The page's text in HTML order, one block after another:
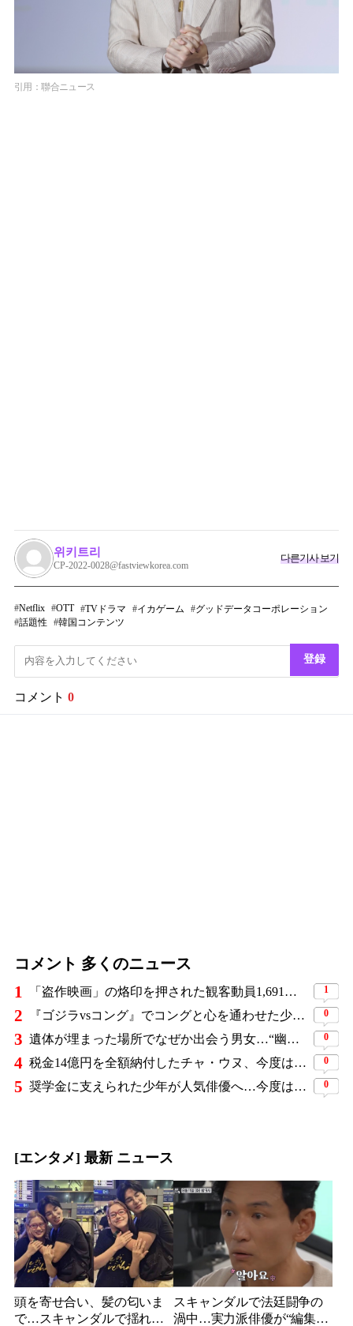
引用：聯合ニュース
위키트리
CP-2022-0028@fastviewkorea.com
다른기사 보기
Netflix OTT TVドラマ イカゲーム
グッドデータコーポレーション
話題性
韓国コンテンツ
登録
コメント 0
コメント 多くのニュース
1 「盗作映画」の烙印を押された観客動員1,691万人の大ヒット作、裁判所の判断ですべてが覆った 1
2 『ゴジラvsコング』でコングと心を通わせた少女役、わずか18歳で突然の死…父が事故を起こした19歳少年に伝えた言葉 0
3 遺体が埋まった場所でなぜか出会う男女…“幽霊の証言”で事件を解く『恋は命がけ』がNetflix世界2位 0
4 税金14億円を全額納付したチャ・ウヌ、今度は軍服姿で登場…鍛え上げた上半身に驚きの声 0
5 奨学金に支えられた少年が人気俳優へ…今度は子どもたちに総額5,000万円を寄付 0
[エンタメ] 最新 ニュース
頭を寄せ合い、髪の匂いま
で…スキャンダルで揺れた
スキャンダルで法廷闘争の
渦中…実力派俳優が“編集な